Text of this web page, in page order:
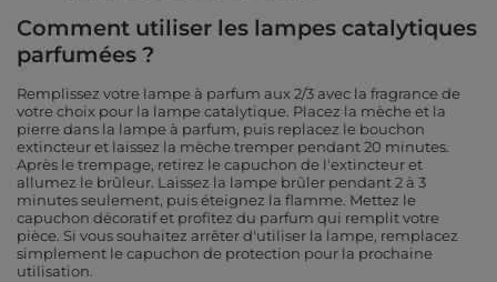
Comment utiliser les lampes catalytiques
parfumées ?
Remplissez votre lampe à parfum aux 2/3 avec la fragrance de
votre choix pour la lampe catalytique. Placez la mèche et la
pierre dans la lampe à parfum, puis replacez le bouchon
extincteur et laissez la mèche tremper pendant 20 minutes.
Après le trempage, retirez le capuchon de l'extincteur et
allumez le brûleur. Laissez la lampe brûler pendant 2 à 3
minutes seulement, puis éteignez la flamme. Mettez le
capuchon décoratif et profitez du parfum qui remplit votre
pièce. Si vous souhaitez arrêter d'utiliser la lampe, remplacez
simplement le capuchon de protection pour la prochaine
utilisation.